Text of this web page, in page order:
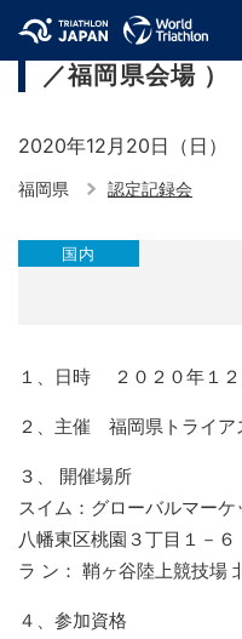
JTU認定記録会
／福岡県会場 ）
2020年12月20日（日）
福岡県 認定記録会
国内
１、日時 ２０２０年１２
２、主催 福岡県トライア
３、 開催場所
スイム：グローバルマー
八幡東区桃園３丁目１－６
ラ ン： 鞘ヶ谷陸上競技場
４、参加資格